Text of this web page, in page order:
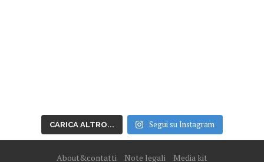
CARICA ALTRO... Segui su Instagram
About&contatti Note legali Media kit